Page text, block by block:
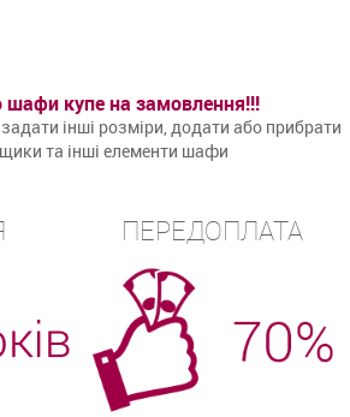
купе на замовлення!!!
інші розміри, додати або прибрати
та інші елементи шафи
ПЕРЕДОПЛАТА